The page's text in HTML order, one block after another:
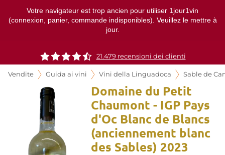
Votre navigateur est trop ancien pour utiliser 1jour1vin
(connexion, panier, commande indisponibles). Veuillez le mettre à
jour.
21.479 recensioni dei clienti
Vendite Guida ai vini Vini della Linguadoca Sable de
Domaine du Petit
Chaumont - IGP Pays
d'Oc Blanc de Blancs
(anciennement blanc
des Sables) 2023